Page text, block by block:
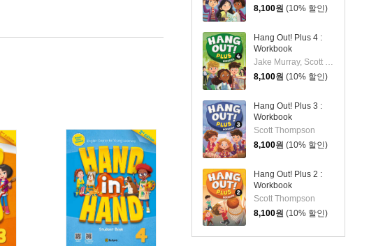
8,100원 (10% 할인)
Hang Out! Plus 4 :
Workbook
Jake Murray, Scott Thompson
8,100원 (10% 할인)
Hang Out! Plus 3 :
Workbook
Scott Thompson
8,100원 (10% 할인)
Hang Out! Plus 2 :
Workbook
Scott Thompson
8,100원 (10% 할인)